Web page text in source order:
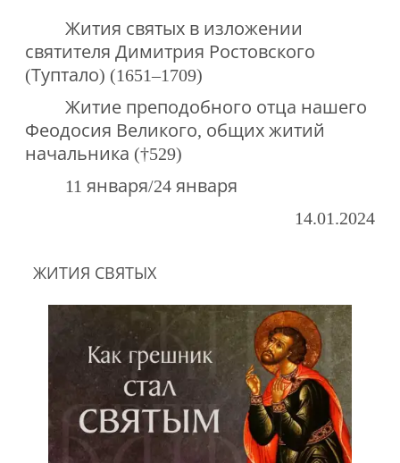
Жития святых в изложении
святителя Димитрия Ростовского
(Туптало) (1651–1709)
Житие преподобного отца нашего
Феодосия Великого, общих житий
начальника (†529)
11 января/24 января
14.01.2024
ЖИТИЯ СВЯТЫХ